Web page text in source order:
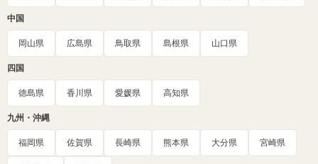
中国
岡山県 広島県 鳥取県 島根県 山口県
四国
徳島県 香川県 愛媛県 高知県
九州・沖縄
福岡県 佐賀県 長崎県 熊本県 大分県 宮崎県